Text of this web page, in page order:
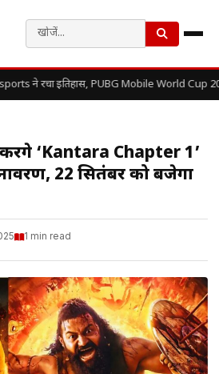
ने रचा इतिहास, PUBG Mobile World Cup
‘Kantara Chapter 1’
22 सितंबर को बजेगा
1 min read